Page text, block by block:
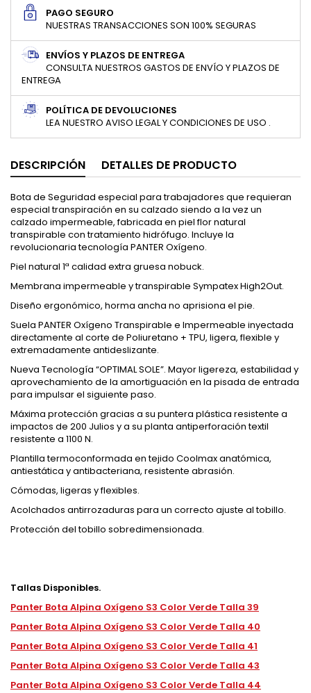
PAGO SEGURO
NUESTRAS TRANSACCIONES SON 100% SEGURAS
ENVÍOS Y PLAZOS DE ENTREGA
CONSULTA NUESTROS GASTOS DE ENVÍO Y PLAZOS DE
ENTREGA
POLÍTICA DE DEVOLUCIONES
LEA NUESTRO AVISO LEGAL Y CONDICIONES DE USO .
DESCRIPCIÓN DETALLES DE PRODUCTO
Bota de Seguridad especial para trabajadores que requieran
especial transpiración en su calzado siendo a la vez un
calzado impermeable, fabricada en piel flor natural
transpirable con tratamiento hidrófugo. Incluye la
revolucionaria tecnología PANTER Oxígeno.
Piel natural 1ª calidad extra gruesa nobuck.
Membrana impermeable y transpirable Sympatex High2Out.
Diseño ergonómico, horma ancha no aprisiona el pie.
Suela PANTER Oxígeno Transpirable e Impermeable inyectada
directamente al corte de Poliuretano + TPU, ligera, flexible y
extremadamente antideslizante.
Nueva Tecnología “OPTIMAL SOLE”. Mayor ligereza, estabilidad y
aprovechamiento de la amortiguación en la pisada de entrada
para impulsar el siguiente paso.
Máxima protección gracias a su puntera plástica resistente a
impactos de 200 Julios y a su planta antiperforación textil
resistente a 1100 N.
Plantilla termoconformada en tejido Coolmax anatómica,
antiestática y antibacteriana, resistente abrasión.
Cómodas, ligeras y flexibles.
Acolchados antirrozaduras para un correcto ajuste al tobillo.
Protección del tobillo sobredimensionada.
Tallas Disponibles.
Panter Bota Alpina Oxígeno S3 Color Verde Talla 39
Panter Bota Alpina Oxígeno S3 Color Verde Talla 40
Panter Bota Alpina Oxígeno S3 Color Verde Talla 41
Panter Bota Alpina Oxígeno S3 Color Verde Talla 43
Panter Bota Alpina Oxígeno S3 Color Verde Talla 44